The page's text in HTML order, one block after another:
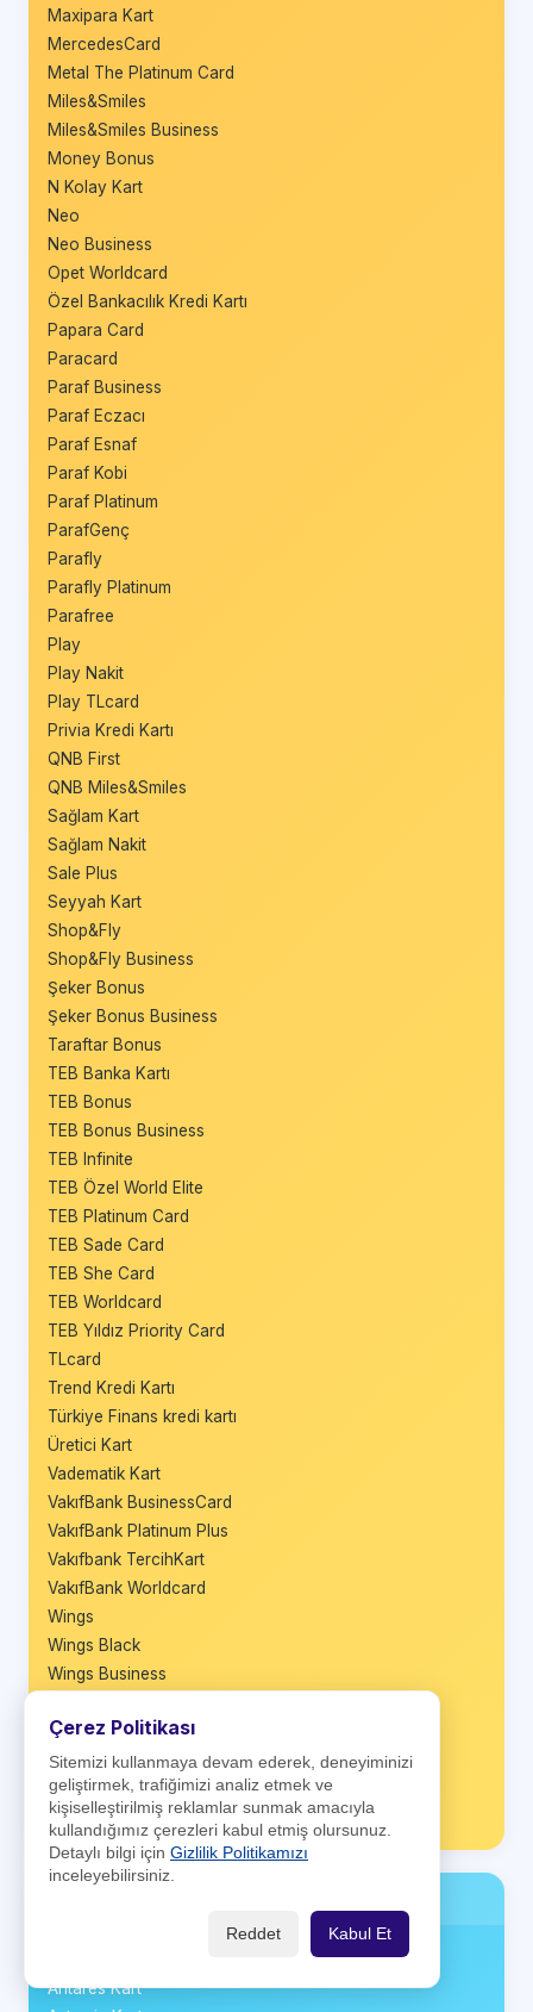
Maxipara Kart
MercedesCard
Metal The Platinum Card
Miles&Smiles
Miles&Smiles Business
Money Bonus
N Kolay Kart
Neo
Neo Business
Opet Worldcard
Özel Bankacılık Kredi Kartı
Papara Card
Paracard
Paraf Business
Paraf Eczacı
Paraf Esnaf
Paraf Kobi
Paraf Platinum
ParafGenç
Parafly
Parafly Platinum
Parafree
Play
Play Nakit
Play TLcard
Privia Kredi Kartı
QNB First
QNB Miles&Smiles
Sağlam Kart
Sağlam Nakit
Sale Plus
Seyyah Kart
Shop&Fly
Shop&Fly Business
Şeker Bonus
Şeker Bonus Business
Taraftar Bonus
TEB Banka Kartı
TEB Bonus
TEB Bonus Business
TEB Infinite
TEB Özel World Elite
TEB Platinum Card
TEB Sade Card
TEB She Card
TEB Worldcard
TEB Yıldız Priority Card
TLcard
Trend Kredi Kartı
Türkiye Finans kredi kartı
Üretici Kart
Vadematik Kart
VakıfBank BusinessCard
VakıfBank Platinum Plus
Vakıfbank TercihKart
VakıfBank Worldcard
Wings
Wings Black
Wings Business
World Business
World Nakit
World Platinum
Ziraat Maximum
Antares Kart
Çerez Politikası
Sitemizi kullanmaya devam ederek, deneyiminizi
geliştirmek, trafiğimizi analiz etmek ve
kişiselleştirilmiş reklamlar sunmak amacıyla
kullandığımız çerezleri kabul etmiş olursunuz.
Detaylı bilgi için Gizlilik Politikamızı
inceleyebilirsiniz.
Reddet Kabul Et